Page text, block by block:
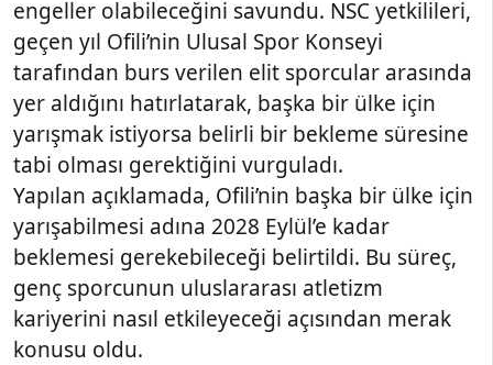
engeller olabileceğini savundu. NSC yetkilileri,
geçen yıl Ofili’nin Ulusal Spor Konseyi
tarafından burs verilen elit sporcular arasında
yer aldığını hatırlatarak, başka bir ülke için
yarışmak istiyorsa belirli bir bekleme süresine
tabi olması gerektiğini vurguladı.
Yapılan açıklamada, Ofili’nin başka bir ülke için
yarışabilmesi adına 2028 Eylül’e kadar
beklemesi gerekebileceği belirtildi. Bu süreç,
genç sporcunun uluslararası atletizm
kariyerini nasıl etkileyeceği açısından merak
konusu oldu.